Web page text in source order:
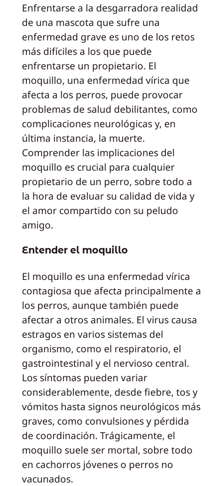
Enfrentarse a la desgarradora realidad
de una mascota que sufre una
enfermedad grave es uno de los retos
más difíciles a los que puede
enfrentarse un propietario. El
moquillo, una enfermedad vírica que
afecta a los perros, puede provocar
problemas de salud debilitantes, como
complicaciones neurológicas y, en
última instancia, la muerte.
Comprender las implicaciones del
moquillo es crucial para cualquier
propietario de un perro, sobre todo a
la hora de evaluar su calidad de vida y
el amor compartido con su peludo
amigo.
Entender el moquillo
El moquillo es una enfermedad vírica
contagiosa que afecta principalmente a
los perros, aunque también puede
afectar a otros animales. El virus causa
estragos en varios sistemas del
organismo, como el respiratorio, el
gastrointestinal y el nervioso central.
Los síntomas pueden variar
considerablemente, desde fiebre, tos y
vómitos hasta signos neurológicos más
graves, como convulsiones y pérdida
de coordinación. Trágicamente, el
moquillo suele ser mortal, sobre todo
en cachorros jóvenes o perros no
vacunados.